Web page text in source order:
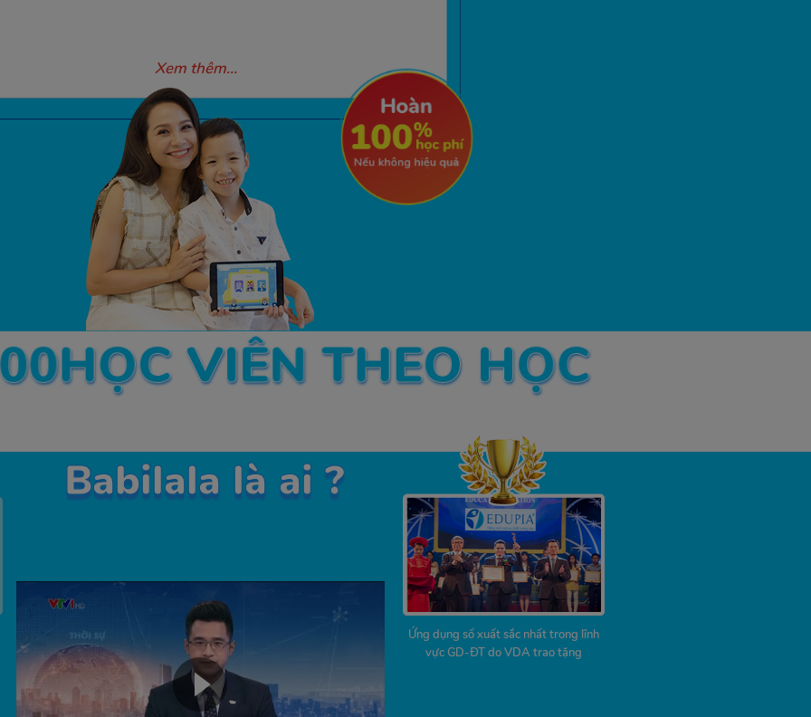
Xem thêm…
VIÊN THEO HỌC
Ứng dụng số xuất sắc nhất trong lĩnh
vực GD-ĐT do VDA trao tặng
Babilala là ai ?